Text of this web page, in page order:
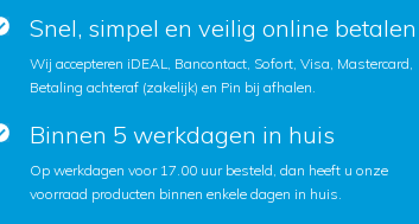
Snel, simpel en veilig online betalen
Wij accepteren iDEAL, Bancontact, Sofort, Visa, Mastercard,
Betaling achteraf (zakelijk) en Pin bij afhalen.
Binnen 5 werkdagen in huis
Op werkdagen voor 17.00 uur besteld, dan heeft u onze
voorraad producten binnen enkele dagen in huis.